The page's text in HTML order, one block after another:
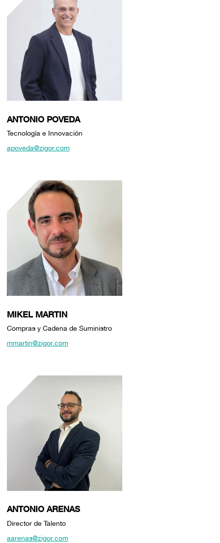
ANTONIO POVEDA
Tecnología e Innovación
apoveda@zigor.com
MIKEL MARTIN
Compras y Cadena de Suministro
mmartin@zigor.com
ANTONIO ARENAS
Director de Talento
aarenas@zigor.com